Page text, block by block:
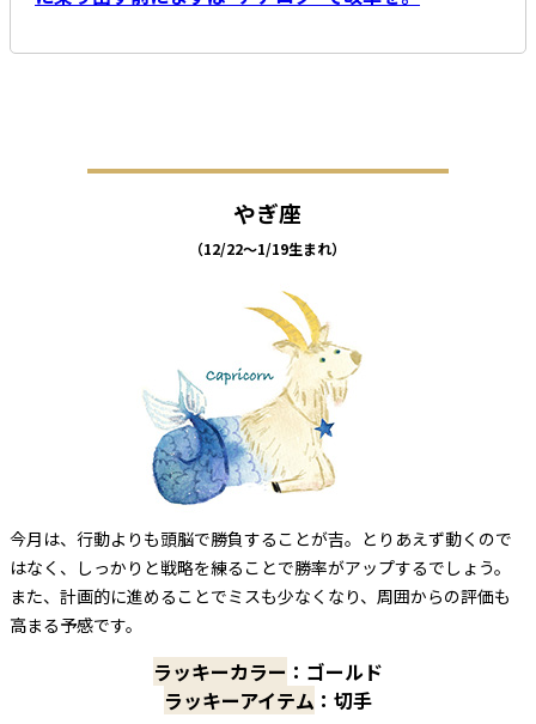
やぎ座
（12/22～1/19生まれ）
今月は、行動よりも頭脳で勝負することが吉。とりあえず動くので
はなく、しっかりと戦略を練ることで勝率がアップするでしょう。
また、計画的に進めることでミスも少なくなり、周囲からの評価も
高まる予感です。
ラッキーカラー ：ゴールド
ラッキーアイテム ：切手